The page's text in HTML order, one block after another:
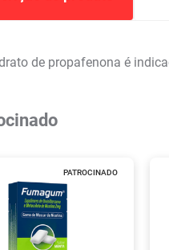
de propafenona é
PATROCINADO